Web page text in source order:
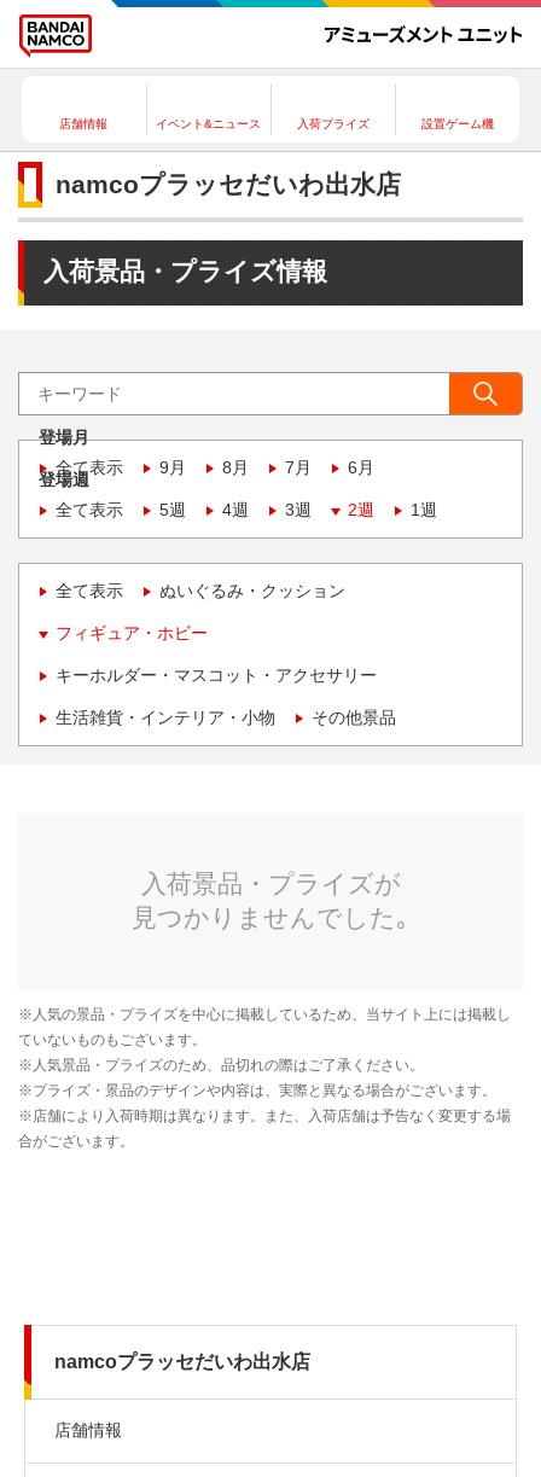
店舗情報 イベント&ニュース 入荷プライズ 設置ゲーム機
namcoプラッセだいわ出水店
入荷景品・プライズ情報
登場月
全て表示
9月 8月 7月 6月
登場週
全て表示
5週 4週 3週 2週 1週
全て表示 ぬいぐるみ・クッション
フィギュア・ホビー
キーホルダー・マスコット・アクセサリー
生活雑貨・インテリア・小物 その他景品
namcoプラッセだいわ出水店
店舗情報